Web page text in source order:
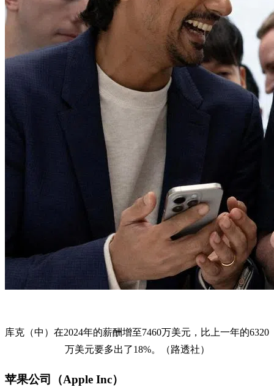
库克（中）在2024年的薪酬增至7460万美元，比上一年的6320
万美元要多出了18%。（路透社）
苹果公司（Apple Inc）